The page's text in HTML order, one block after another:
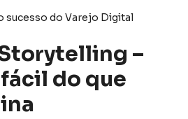
sucesso do Varejo Digital
–
do que